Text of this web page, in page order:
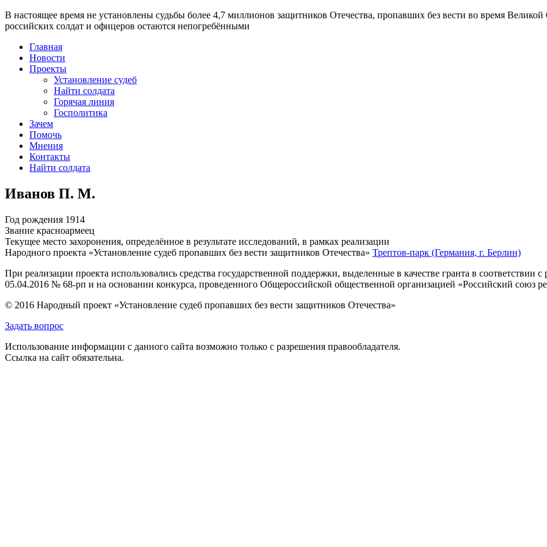
В настоящее время не установлены судьбы более 4,7 миллионов защитников Отечества, пропавших без вести во время
российских солдат и офицеров остаются непогребёнными
Главная
Новости
Проекты
Установление судеб
Найти солдата
Горячая линия
Госполитика
Зачем
Помочь
Мнения
Контакты
Найти солдата
Иванов П. М.
Год рождения 1914
Звание красноармеец
Текущее место захоронения, определённое в результате исследований, в рамках реализации
Народного проекта «Установление судеб пропавших без вести защитников Отечества» Трептов-парк (Германия, г. Берлин)
При реализации проекта использовались средства государственной поддержки, выделенные в качестве гранта в
05.04.2016 № 68-рп и на основании конкурса, проведенного Общероссийской общественной организацией «Российский союз
© 2016 Народный проект «Установление судеб пропавших без вести защитников Отечества»
Задать вопрос
Использование информации с данного сайта возможно только с разрешения правообладателя.
Ссылка на сайт обязательна.